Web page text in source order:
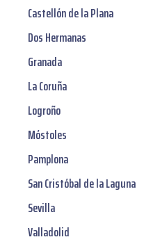
Castellón de la Plana
Dos Hermanas
Granada
La Coruña
Logroño
Móstoles
Pamplona
San Cristóbal de la Laguna
Sevilla
Valladolid